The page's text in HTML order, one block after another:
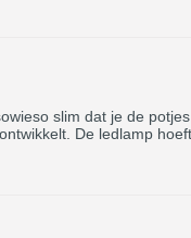
slim dat je de
De ledlamp